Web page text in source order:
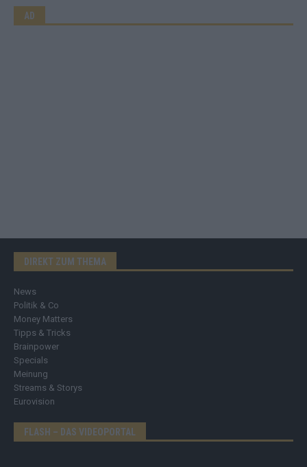
AD
DIREKT ZUM THEMA
News
Politik & Co
Money Matters
Tipps & Tricks
Brainpower
Specials
Meinung
Streams & Storys
Eurovision
FLASH – DAS VIDEOPORTAL